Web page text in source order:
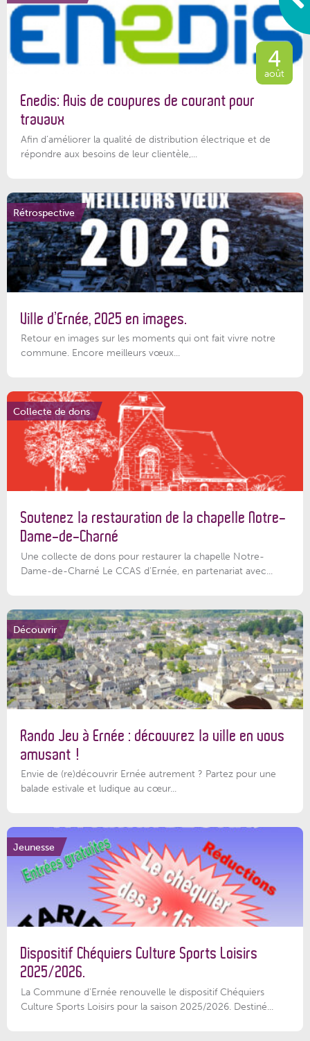
4
août
Enedis: Avis de coupures de courant pour
travaux
Afin d’améliorer la qualité de distribution électrique et de
répondre aux besoins de leur clientèle,...
Rétrospective
Ville d’Ernée, 2025 en images.
Retour en images sur les moments qui ont fait vivre notre
commune. Encore meilleurs vœux...
Collecte de dons
Soutenez la restauration de la chapelle Notre-
Dame-de-Charné
Une collecte de dons pour restaurer la chapelle Notre-
Dame-de-Charné Le CCAS d’Ernée, en partenariat avec...
Découvrir
Rando Jeu à Ernée : découvrez la ville en vous
amusant !
Envie de (re)découvrir Ernée autrement ? Partez pour une
balade estivale et ludique au cœur...
Jeunesse
Dispositif Chéquiers Culture Sports Loisirs
2025/2026.
La Commune d'Ernée renouvelle le dispositif Chéquiers
Culture Sports Loisirs pour la saison 2025/2026. Destiné...